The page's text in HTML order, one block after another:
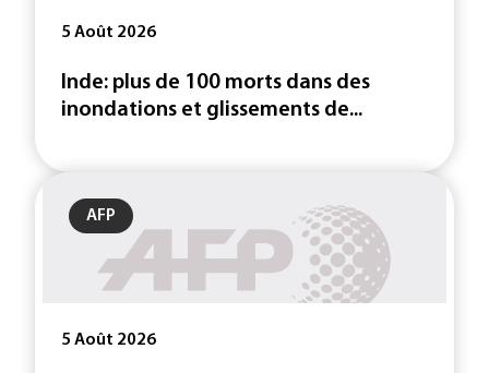
5 Août 2026
Inde: plus de 100 morts dans des
inondations et glissements de...
AFP
5 Août 2026